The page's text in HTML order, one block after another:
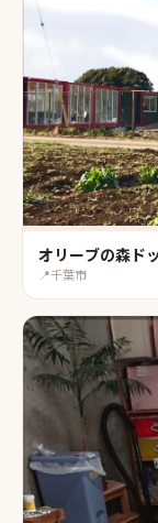
オリーブの森ド
📍千葉市